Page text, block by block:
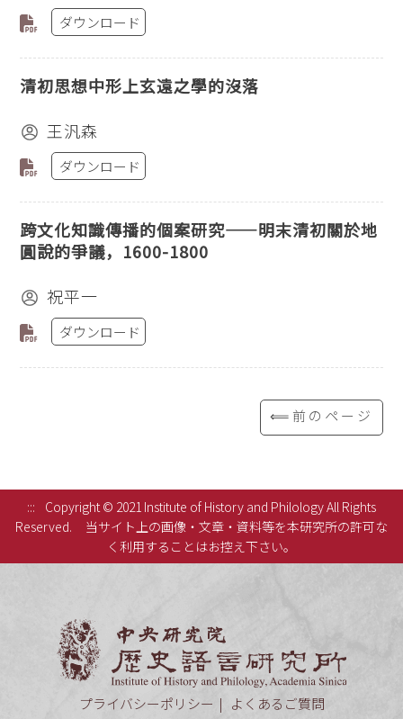
ダウンロード
清初思想中形上玄遠之學的沒落
王汎森
ダウンロード
跨文化知識傳播的個案研究——明末清初關於地
圓說的爭議，1600-1800
祝平一
ダウンロード
⟸前のページ
:::
Copyright © 2021 Institute of History and Philology All Rights
Reserved.
当サイト上の画像・文章・資料等を本研究所の許可な
く利用することはお控え下さい。
プライバシーポリシー よくあるご質問